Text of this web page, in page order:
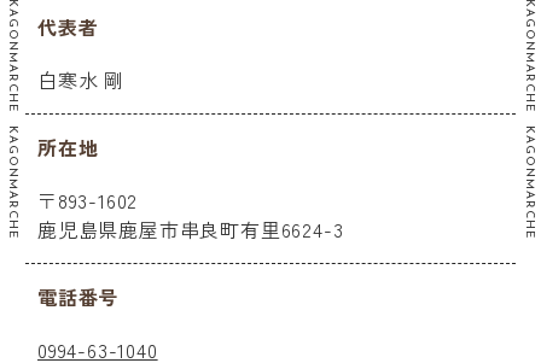
代表者
白寒水 剛
所在地
〒893-1602
鹿児島県鹿屋市串良町有里6624-3
電話番号
0994-63-1040